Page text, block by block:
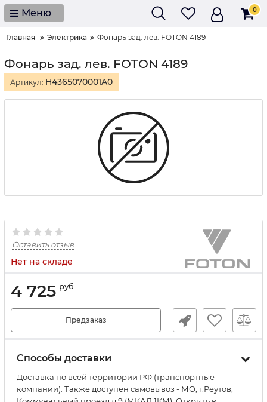
Меню 0
Главная Электрика Фонарь зад. лев. FOTON 4189
Фонарь зад. лев. FOTON 4189
Артикул: H4365070001A0
Оставить отзыв
Нет на складе
4 725 руб
Предзаказ
Способы доставки
Доставка по всей территории РФ (транспортные
компании). Также доступен самовывоз - МО, г.Реутов,